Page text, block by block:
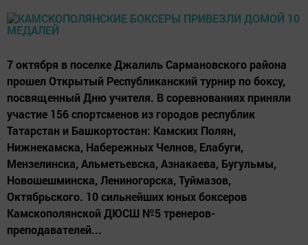
7 октября в поселке Джалиль Сармановского района
прошел Открытый Республиканский турнир по боксу,
посвященный Дню учителя. В соревнованиях приняли
участие 156 спортсменов из городов республик
Татарстан и Башкортостан: Камских Полян,
Нижнекамска, Набережных Челнов, Елабуги,
Мензелинска, Альметьевска, Азнакаева, Бугульмы,
Новошешминска, Лениногорска, Туймазов,
Октябрьского. 10 сильнейших юных боксеров
Камскополянской ДЮСШ №5 тренеров-
преподавателей...